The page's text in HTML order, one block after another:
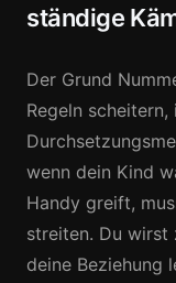
ständige
Der Grund
Regeln
wenn dein Kind
Handy greift,
streiten. Du wirst
deine Beziehung